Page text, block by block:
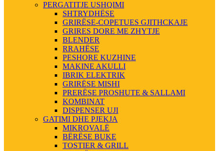
PERGATITJE USHQIMI
SHTRYDHËSE
GRIRËSE-COPETUES GJITHCKAJE
GRIRES DORE ME ZHYTJE
BLENDER
RRAHËSE
PESHORE KUZHINE
MAKINE AKULLI
IBRIK ELEKTRIK
GRIRËSE MISHI
PRERËSE PROSHUTE & SALLAMI
KOMBINAT
DISPENSER UJI
GATIMI DHE PJEKJA
MIKROVALË
BËRËSE BUKE
TOSTIER & GRILL